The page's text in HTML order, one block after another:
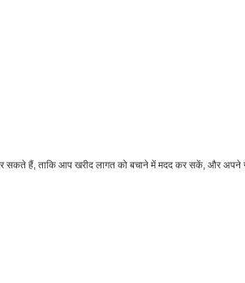
सकते हैं, ताकि आप खरीद लागत को बचाने में मदद कर सकें, और अपने